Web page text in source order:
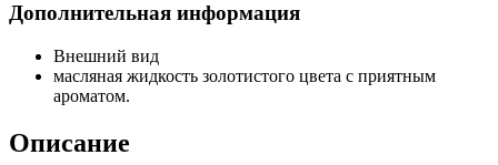
Дополнительная информация
Внешний вид
масляная жидкость золотистого цвета с приятным
ароматом.
Описание